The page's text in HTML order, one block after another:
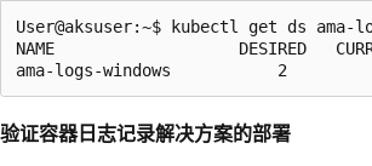
User@aksuser:~$ kubectl get ds ama-
NAME                   DESIRED
验证容器日志记录解决方案的部署